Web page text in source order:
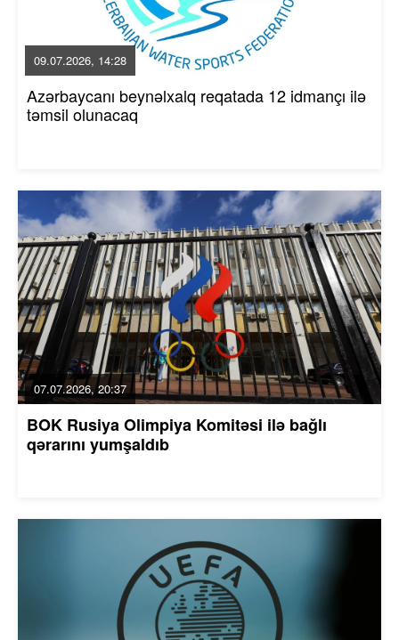
09.07.2026, 14:28
Azərbaycanı beynəlxalq reqatada 12 idmançı ilə
təmsil olunacaq
07.07.2026, 20:37
BOK Rusiya Olimpiya Komitəsi ilə bağlı
qərarını yumşaldıb